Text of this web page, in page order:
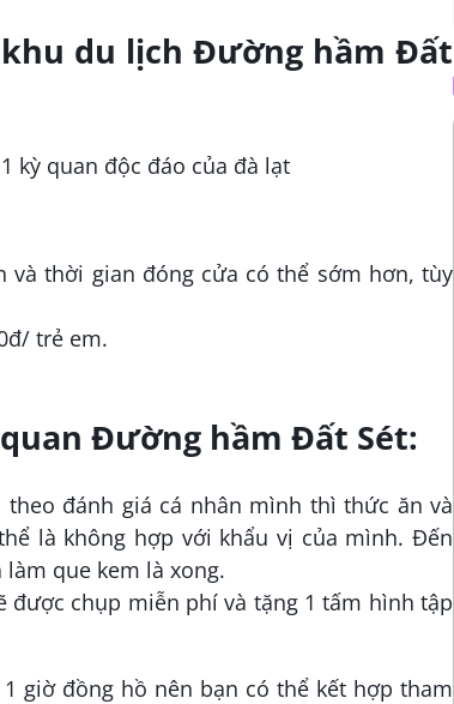
du lịch Đường hầm Đất
thời gian đóng cửa có thể sớm hơn, tùy
trẻ em.
Đường hầm Đất Sét:
đánh giá cá nhân mình thì thức ăn và
là không hợp với khẩu vị của mình. Đến
que kem là xong.
chụp miễn phí và tặng 1 tấm hình tập
giờ đồng hồ nên bạn có thể kết hợp tham